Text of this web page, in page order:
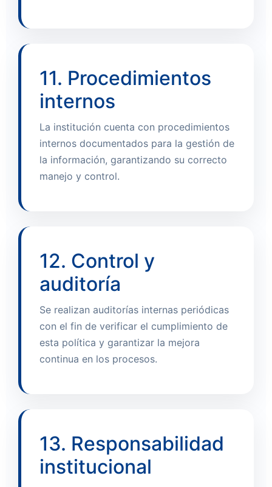
11. Procedimientos
internos
La institución cuenta con procedimientos
internos documentados para la gestión de
la información, garantizando su correcto
manejo y control.
12. Control y
auditoría
Se realizan auditorías internas periódicas
con el fin de verificar el cumplimiento de
esta política y garantizar la mejora
continua en los procesos.
13. Responsabilidad
institucional